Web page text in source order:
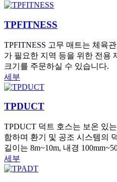
TPFITNESS
TPFITNESS 고무 매트는 체육
가 필요한 지역 등을 위한 전용
크기를 주문하실 수 있습니다.
세부
TPDUCT
TPDUCT 덕트 호스는 보온 있
함하며 환기 및 공조 시스템의
길이는 8m~10m, 내경
세부